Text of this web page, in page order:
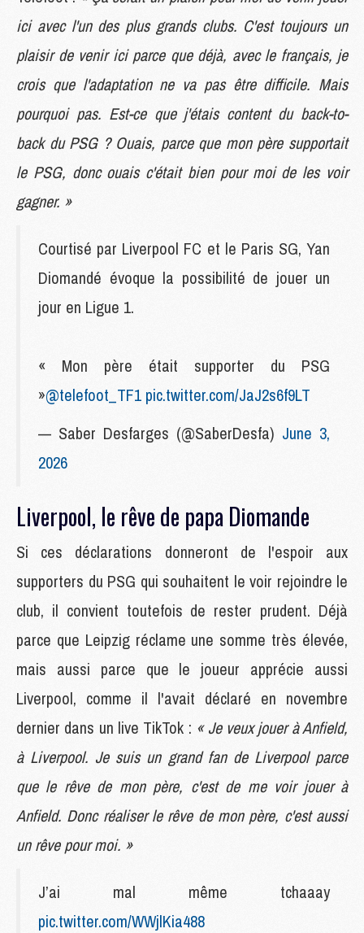
ici avec l'un des plus grands clubs. C'est toujours un
plaisir de venir ici parce que déjà, avec le français, je
crois que l'adaptation ne va pas être difficile. Mais
pourquoi pas. Est-ce que j'étais content du back-to-
back du PSG ? Ouais, parce que mon père supportait
le PSG, donc ouais c'était bien pour moi de les voir
gagner. »
Courtisé par Liverpool FC et le Paris SG, Yan
Diomandé évoque la possibilité de jouer un
jour en Ligue 1.
« Mon père était supporter du PSG
»@telefoot_TF1 pic.twitter.com/JaJ2s6f9LT
— Saber Desfarges (@SaberDesfa) June 3,
2026
Liverpool, le rêve de papa Diomande
Si ces déclarations donneront de l'espoir aux
supporters du PSG qui souhaitent le voir rejoindre le
club, il convient toutefois de rester prudent. Déjà
parce que Leipzig réclame une somme très élevée,
mais aussi parce que le joueur apprécie aussi
Liverpool, comme il l'avait déclaré en novembre
dernier dans un live TikTok : « Je veux jouer à Anfield,
à Liverpool. Je suis un grand fan de Liverpool parce
que le rêve de mon père, c'est de me voir jouer à
Anfield. Donc réaliser le rêve de mon père, c'est aussi
un rêve pour moi. »
J’ai mal même tchaaay
pic.twitter.com/WWjlKia488